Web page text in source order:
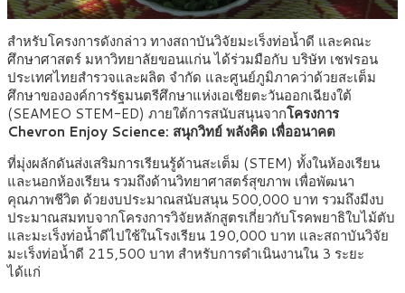
สำหรับโครงการดังกล่าว ทางสถาบันวิจัยมะเร็งท่อน้ำดี และคณะ
ศึกษาศาสตร์ มหาวิทยาลัยขอนแก่น ได้ร่วมมือกับ บริษัท เชฟรอน
ประเทศไทยสำรวจและผลิต จำกัด และศูนย์ภูมิภาคว่าด้วยสะเต็ม
ศึกษาขององค์การรัฐมนตรีศึกษาแห่งเอเชียตะวันออกเฉียงใต้
(SEAMEO STEM-ED) ภายใต้การสนับสนุนจากโครงการ
Chevron Enjoy Science: สนุกวิทย์ พลังคิด เพื่ออนาคต
ที่มุ่งผลักดันส่งเสริมการเรียนรู้ด้านสะเต็ม (STEM) ทั้งในห้องเรียน
และนอกห้องเรียน รวมถึงด้านวิทยาศาสตร์สุขภาพ เพื่อพัฒนา
คุณภาพชีวิต ด้วยงบประมาณสนับสนุน 500,000 บาท รวมถึงมีงบ
ประมาณสมทบจากโครงการวิจัยหลักสูตรเกี่ยวกับโรคพยาธิใบไม้ตับ
และมะเร็งท่อน้ำดีไปใช้ในโรงเรียน 190,000 บาท และสถาบันวิจัย
มะเร็งท่อน้ำดี 215,500 บาท สำหรับการดำเนินงานใน 3 ระยะ
ได้แก่